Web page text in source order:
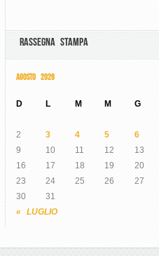
RASSEGNA STAMPA
AGOSTO 2026
D L M M G
« LUGLIO
2
3 4 5 6
9
10 11 12 13
16
17 18 19 20
23
24 25 26 27
30
31